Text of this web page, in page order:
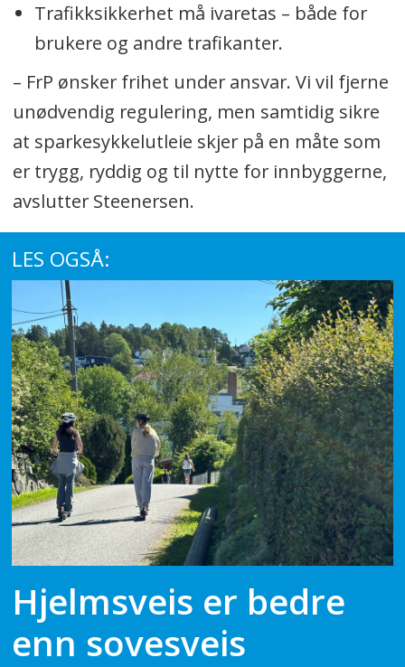
Trafikksikkerhet må ivaretas – både for
brukere og andre trafikanter.
– FrP ønsker frihet under ansvar. Vi vil fjerne
unødvendig regulering, men samtidig sikre
at sparkesykkelutleie skjer på en måte som
er trygg, ryddig og til nytte for innbyggerne,
avslutter Steenersen.
LES OGSÅ:
Hjelmsveis er bedre
enn sovesveis